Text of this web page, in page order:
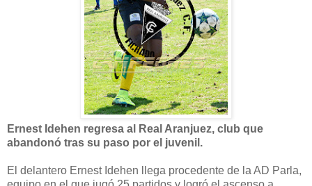
Ernest Idehen regresa al Real Aranjuez, club que
abandonó tras su paso por el juvenil.
El delantero Ernest Idehen llega procedente de la AD Parla,